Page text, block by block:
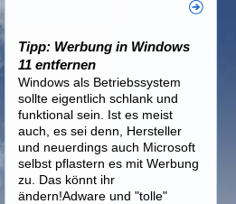
Tipp: Werbung in Windows
11 entfernen
Windows als Betriebssystem
sollte eigentlich schlank und
funktional sein. Ist es meist
auch, es sei denn, Hersteller
und neuerdings auch Microsoft
selbst pflastern es mit Werbung
zu. Das könnt ihr
ändern!Adware und "tolle"